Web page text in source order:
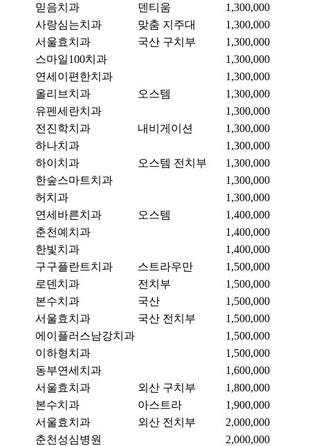
믿음치과
덴티움
1,300,000
사랑심는치과
맞춤 지주대
1,300,000
서울효치과
국산 구치부
1,300,000
스마일100치과
1,300,000
연세이편한치과
1,300,000
올리브치과
오스템
1,300,000
유펜세란치과
1,300,000
전진학치과
내비게이션
1,300,000
하나치과
1,300,000
하이치과
오스템 전치부
1,300,000
한숲스마트치과
1,300,000
허치과
1,300,000
연세바른치과
오스템
1,400,000
춘천예치과
1,400,000
한빛치과
1,400,000
구구플란트치과
스트라우만
1,500,000
로덴치과
전치부
1,500,000
본수치과
국산
1,500,000
서울효치과
국산 전치부
1,500,000
에이플러스남강치과
1,500,000
이하형치과
1,500,000
동부연세치과
1,600,000
서울효치과
외산 구치부
1,800,000
본수치과
아스트라
1,900,000
서울효치과
외산 전치부
2,000,000
춘천성심병원
2,000,000